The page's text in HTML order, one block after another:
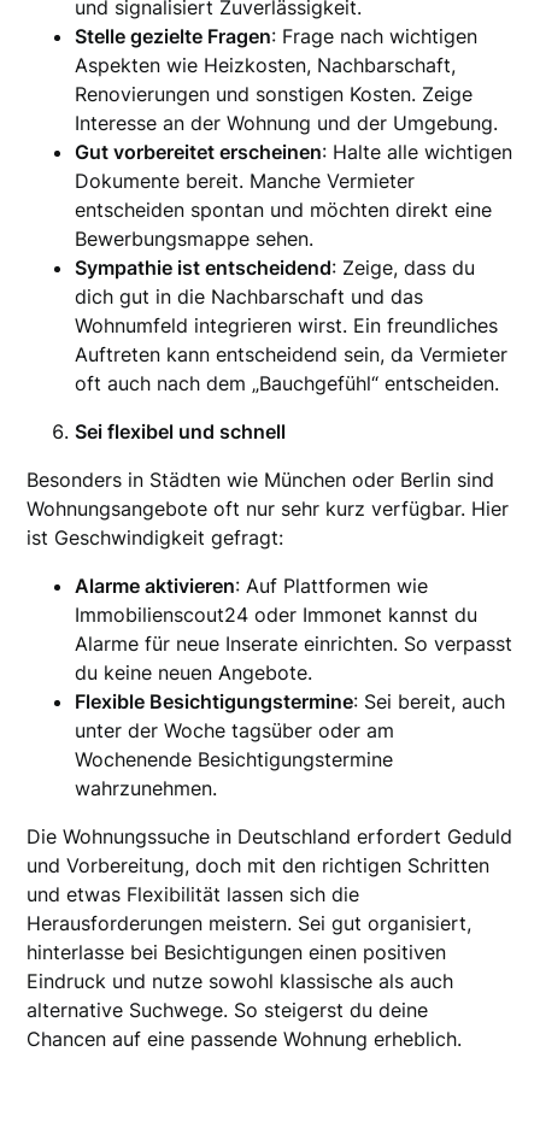
und signalisiert Zuverlässigkeit.
Stelle gezielte Fragen: Frage nach wichtigen
Aspekten wie Heizkosten, Nachbarschaft,
Renovierungen und sonstigen Kosten. Zeige
Interesse an der Wohnung und der Umgebung.
Gut vorbereitet erscheinen: Halte alle wichtigen
Dokumente bereit. Manche Vermieter
entscheiden spontan und möchten direkt eine
Bewerbungsmappe sehen.
Sympathie ist entscheidend: Zeige, dass du
dich gut in die Nachbarschaft und das
Wohnumfeld integrieren wirst. Ein freundliches
Auftreten kann entscheidend sein, da Vermieter
oft auch nach dem „Bauchgefühl“ entscheiden.
Sei flexibel und schnell
Besonders in Städten wie München oder Berlin sind
Wohnungsangebote oft nur sehr kurz verfügbar. Hier
ist Geschwindigkeit gefragt:
Alarme aktivieren: Auf Plattformen wie
Immobilienscout24 oder Immonet kannst du
Alarme für neue Inserate einrichten. So verpasst
du keine neuen Angebote.
Flexible Besichtigungstermine: Sei bereit, auch
unter der Woche tagsüber oder am
Wochenende Besichtigungstermine
wahrzunehmen.
Die Wohnungssuche in Deutschland erfordert Geduld
und Vorbereitung, doch mit den richtigen Schritten
und etwas Flexibilität lassen sich die
Herausforderungen meistern. Sei gut organisiert,
hinterlasse bei Besichtigungen einen positiven
Eindruck und nutze sowohl klassische als auch
alternative Suchwege. So steigerst du deine
Chancen auf eine passende Wohnung erheblich.